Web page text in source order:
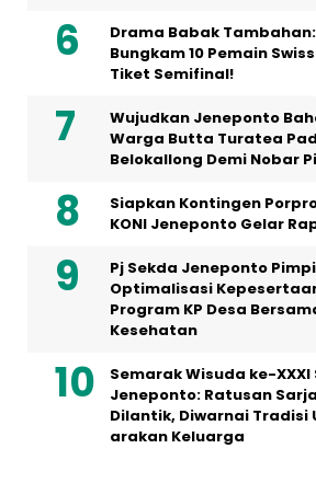
Drama Babak
Bungkam 10 Pemain
Tiket Semifinal!
Wujudkan Jeneponto
Warga Butta Turatea
Belokallong Demi Nobar
Siapkan Kontingen
KONI Jeneponto Gelar
Pj Sekda Jeneponto
Optimalisasi
Program KP Desa
Kesehatan
Semarak Wisuda ke-XXXI
Jeneponto: Ratusan
Dilantik, Diwarnai Tradisi
arakan Keluarga